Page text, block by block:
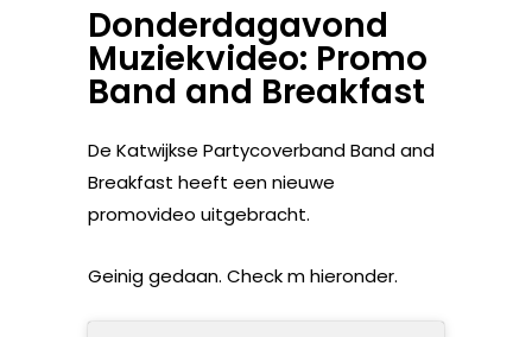
Donderdagavond
Muziekvideo: Promo
Band and Breakfast
De Katwijkse Partycoverband Band and
Breakfast heeft een nieuwe
promovideo uitgebracht.
Geinig gedaan. Check m hieronder.